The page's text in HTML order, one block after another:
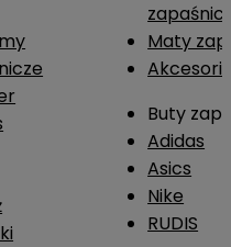
Maty
Buty
Adidas
Asics
Nike
RUDIS